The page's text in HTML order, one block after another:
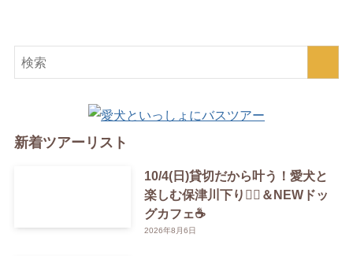
新着ツアーリスト
10/4(日)貸切だから叶う！愛犬と
楽しむ保津川下り🚣‍♀️＆NEWドッ
グカフェ☕️
2026年8月6日